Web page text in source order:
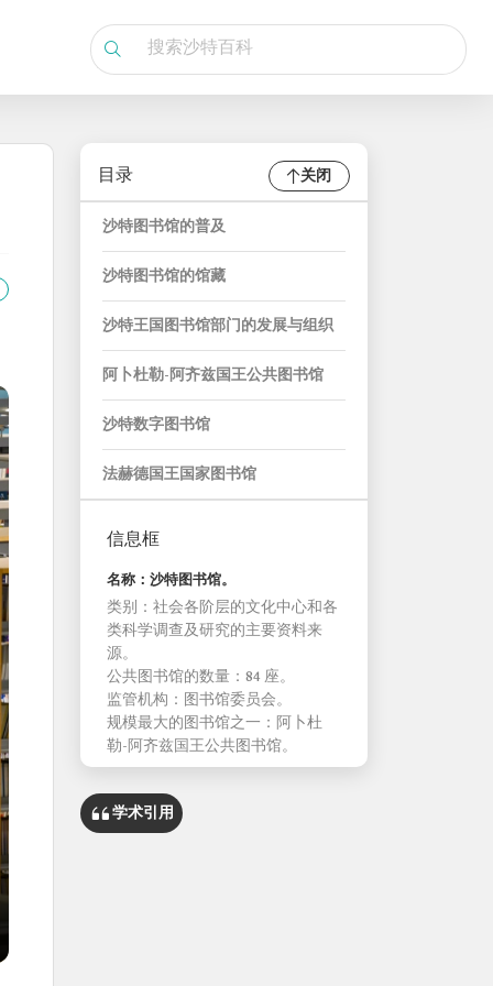
目录 关闭
沙特图书馆的普及
沙特图书馆的馆藏
沙特王国图书馆部门的发展与组织
阿卜杜勒-阿齐兹国王公共图书馆
沙特数字图书馆
法赫德国王国家图书馆
信息框
名称：沙特图书馆。
类别：社会各阶层的文化中心和各
类科学调查及研究的主要资料来
源。
公共图书馆的数量：84 座。
监管机构：图书馆委员会。
规模最大的图书馆之一：阿卜杜
勒-阿齐兹国王公共图书馆。
学术引用